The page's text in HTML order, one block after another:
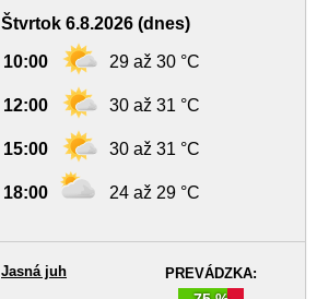
Štvrtok 6.8.2026 (dnes)
10:00 29 až 30 °C
12:00 30 až 31 °C
15:00 30 až 31 °C
18:00 24 až 29 °C
PREVÁDZKA:
Jasná juh